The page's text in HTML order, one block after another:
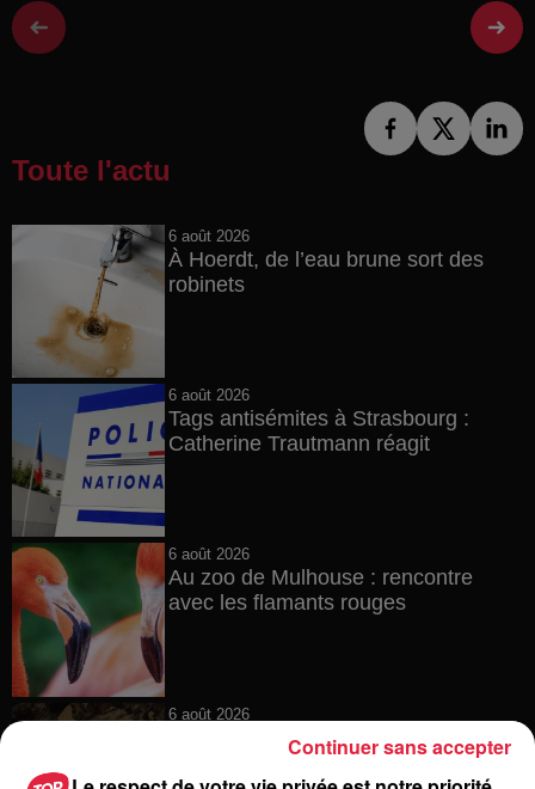
Toute l'actu
6 août 2026
À Hoerdt, de l’eau brune sort des
robinets
6 août 2026
Tags antisémites à Strasbourg :
Catherine Trautmann réagit
6 août 2026
Au zoo de Mulhouse : rencontre
avec les flamants rouges
6 août 2026
Les dernières infos sur la venue du
pape à Metz en septembre
Continuer sans accepter